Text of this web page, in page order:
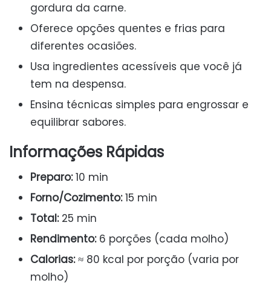
gordura da carne.
Oferece opções quentes e frias para
diferentes ocasiões.
Usa ingredientes acessíveis que você já
tem na despensa.
Ensina técnicas simples para engrossar e
equilibrar sabores.
Informações Rápidas
Preparo:10 min
Forno/Cozimento:15 min
Total:25 min
Rendimento:6 porções (cada molho)
Calorias:≈ 80 kcal por porção (varia por
molho)